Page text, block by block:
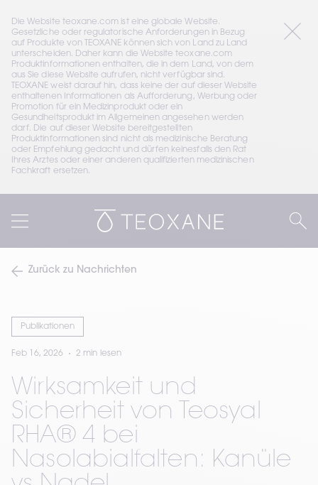
Die Website teoxane.com ist eine globale Website.
Gesetzliche oder regulatorische Anforderungen in Bezug
auf Produkte von TEOXANE können sich von Land zu Land
unterscheiden. Daher kann die Website teoxane.com
Produktinformationen enthalten, die in dem Land, von dem
aus Sie diese Website aufrufen, nicht verfügbar sind.
TEOXANE weist darauf hin, dass keine der auf dieser Website
enthaltenen Informationen als Aufforderung, Werbung oder
Promotion für ein Medizinprodukt oder ein
Gesundheitsprodukt im Allgemeinen angesehen werden
darf. Die auf dieser Website bereitgestellten
Produktinformationen sind nicht als medizinische Beratung
oder Empfehlung gedacht und dürfen keinesfalls den Rat
Ihres Arztes oder einer anderen qualifizierten medizinischen
Fachkraft ersetzen.
Zurück zu Nachrichten
Publikationen
Feb 16, 2026 2 min lesen
Wirksamkeit und
Sicherheit von Teosyal
RHA® 4 bei
Nasolabialfalten: Kanüle